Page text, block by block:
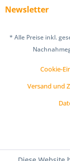
Newsletter
* Alle Preise inkl.
Cookie-
Versand und